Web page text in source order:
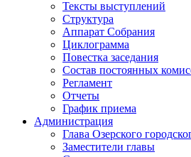
Тексты выступлений
Структура
Аппарат Собрания
Циклограмма
Повестка заседания
Состав постоянных
Регламент
Отчеты
График приема
Администрация
Глава Озерского
Заместители главы